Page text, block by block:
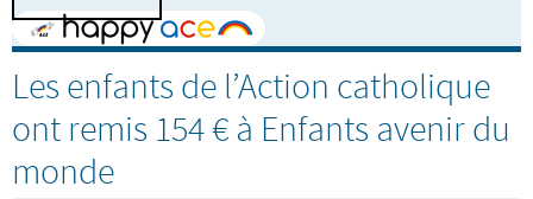
Les enfants de l’Action catholique
ont remis 154 € à Enfants avenir du
monde